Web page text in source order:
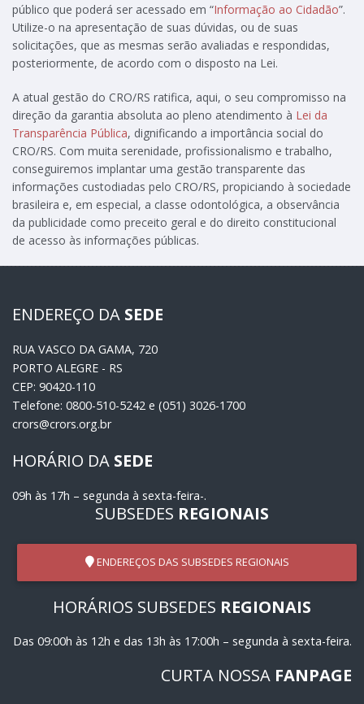
público que poderá ser acessado em “Informação ao Cidadão”.
Utilize-o na apresentação de suas dúvidas, ou de suas
solicitações, que as mesmas serão avaliadas e respondidas,
posteriormente, de acordo com o disposto na Lei.
A atual gestão do CRO/RS ratifica, aqui, o seu compromisso na
direção da garantia absoluta ao pleno atendimento à Lei da
Transparência Pública, dignificando a importância social do
CRO/RS. Com muita serenidade, profissionalismo e trabalho,
conseguiremos implantar uma gestão transparente das
informações custodiadas pelo CRO/RS, propiciando à sociedade
brasileira e, em especial, a classe odontológica, a observância
da publicidade como preceito geral e do direito constitucional
de acesso às informações públicas.
ENDEREÇO DA SEDE
RUA VASCO DA GAMA, 720
PORTO ALEGRE - RS
CEP: 90420-110
Telefone: 0800-510-5242 e (051) 3026-1700
crors@crors.org.br
HORÁRIO DA SEDE
09h às 17h – segunda à sexta-feira-.
SUBSEDES REGIONAIS
ENDEREÇOS DAS SUBSEDES REGIONAIS
HORÁRIOS SUBSEDES REGIONAIS
Das 09:00h às 12h e das 13h às 17:00h – segunda à sexta-feira.
CURTA NOSSA FANPAGE